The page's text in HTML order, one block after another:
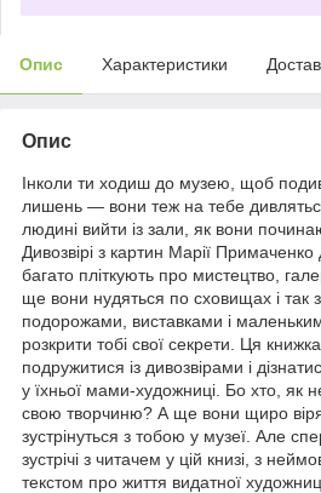
Опис Характеристики
Опис
Інколи ти ходиш до музею, щоб
лишень — вони теж на тебе
людині вийти із зали, як вони
Дивозвірі з картин Марії
багато пліткують про мистецтво,
ще вони нудяться по сховищах і так
подорожами, виставками і
розкрити тобі свої секрети. Ця
подружитися із дивозвірами і
у їхньої мами-художниці. Бо хто, як
свою творчиню? А ще вони щиро
зустрінуться з тобою у музеї. Але
зустрічі з читачем у цій книзі, з
текстом про життя видатної